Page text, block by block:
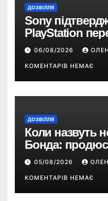
ДОЗВІЛЛЯ
Sony
PlayStation
на цифрові ігри
06/08/2026
КОМЕНТАРІВ НЕМАЄ
ДОЗВІЛЛЯ
Коли назвуть
Бонда:
про терміни
05/08/2026
КОМЕНТАРІВ НЕМАЄ